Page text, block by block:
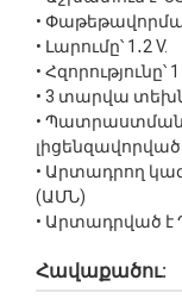
•
• Լարումը՝ 1․2 V.
• Հզորությունը՝ 1
• 3 տարվա
• Պատրաստման
• Արտադրող
(ԱՄՆ)
• Արտադրված
Հավաքածու: